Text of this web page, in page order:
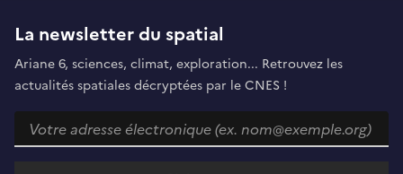
La newsletter du spatial
Ariane 6, sciences, climat, exploration... Retrouvez les
actualités spatiales décryptées par le CNES !